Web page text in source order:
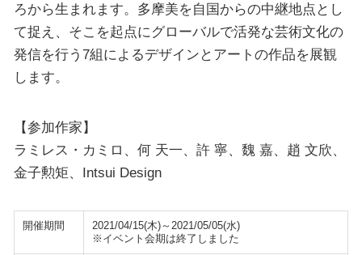
ろから生まれます。多摩美を自国からの中継地点とし
て捉え、そこを起点にグローバルで活発な芸術文化の
発信を行う7組によるデザインとアートの作品を展観
します。
【参加作家】
ラミレス・カミロ、何 天一、許 寧、魏 嘉、趙 文欣、
金子勲矩、Intsui Design
開催期間
2021/04/15(木)～2021/05/05(水)
※イベント会期は終了しました